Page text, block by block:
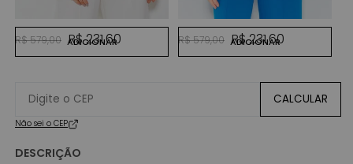
OFF WHITE
Preço normal
R$ 579,00 Preço promocional
R$ 231,60
ADICIONAR AZUL SAFIRA
Preço normal
R$ 579,00 Preço promocional
R$ 231,60
ADICIONAR
CALCULAR
Não sei o CEP
DESCRIÇÃO